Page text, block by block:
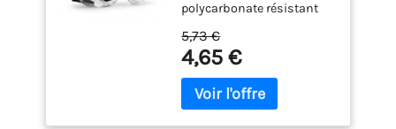
polycarbonate résistant
yeux contre les débris
aériens et les impacts
sans restreindre votre
vision. DESIGN : La
5,73 €
4,65 €